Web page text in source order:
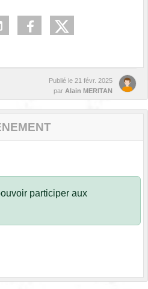
Publié le 21 févr. 2025
par Alain MERITAN
participer aux